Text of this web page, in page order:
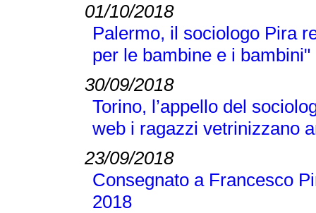
01/10/2018
Palermo, il sociologo Pira
per le bambine e i bambini"
30/09/2018
Torino, l’appello del
web i ragazzi vetrinizzano
23/09/2018
Consegnato a Francesco
2018